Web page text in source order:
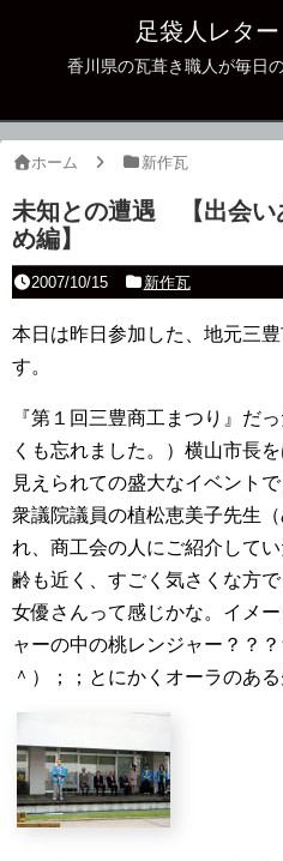
足袋人レタ
香川県の瓦葺き職人が毎日
ホーム 新作瓦
未知との遭遇 【出会い
め編】
2007/10/15 新作瓦
本日は昨日参加した、地元三
す。
『第１回三豊商工まつり』だ
くも忘れました。）横山市長
見えられての盛大なイベントで
衆議院議員の植松恵美子先生
れ、商工会の人にご紹介して
齢も近く、すごく気さくな方
女優さんって感じかな。イメ
ャーの中の桃レンジャー？？
＾）；；とにかくオーラのある
現場日記
古瓦
足袋人の仲間
本日の一品